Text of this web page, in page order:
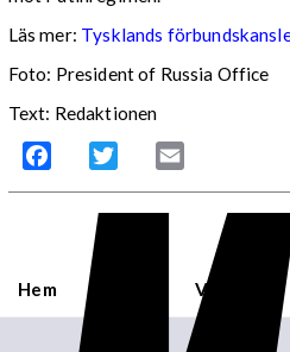
Läs mer: Tysklands
Foto: President of Russia Office
Text: Redaktionen
Facebook Twitter
Hem Världen